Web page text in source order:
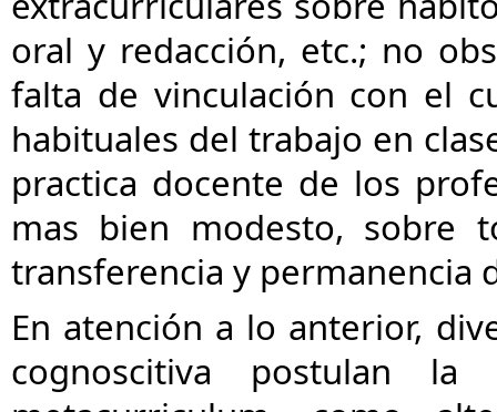
oral y redacción, etc.; no
falta de vinculación con el
habituales del trabajo en
practica docente de los
mas bien modesto, sobre
transferencia y permanencia
En atención a lo anterior,
cognoscitiva postulan la